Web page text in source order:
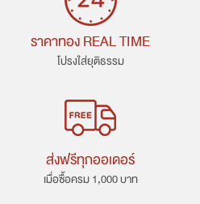
ราคาทอง REAL TIME
โปรงใส่ยุติธรรม
ส่งฟรีทุกออเดอร์
เมื่อซื้อครม 1,000 บาท